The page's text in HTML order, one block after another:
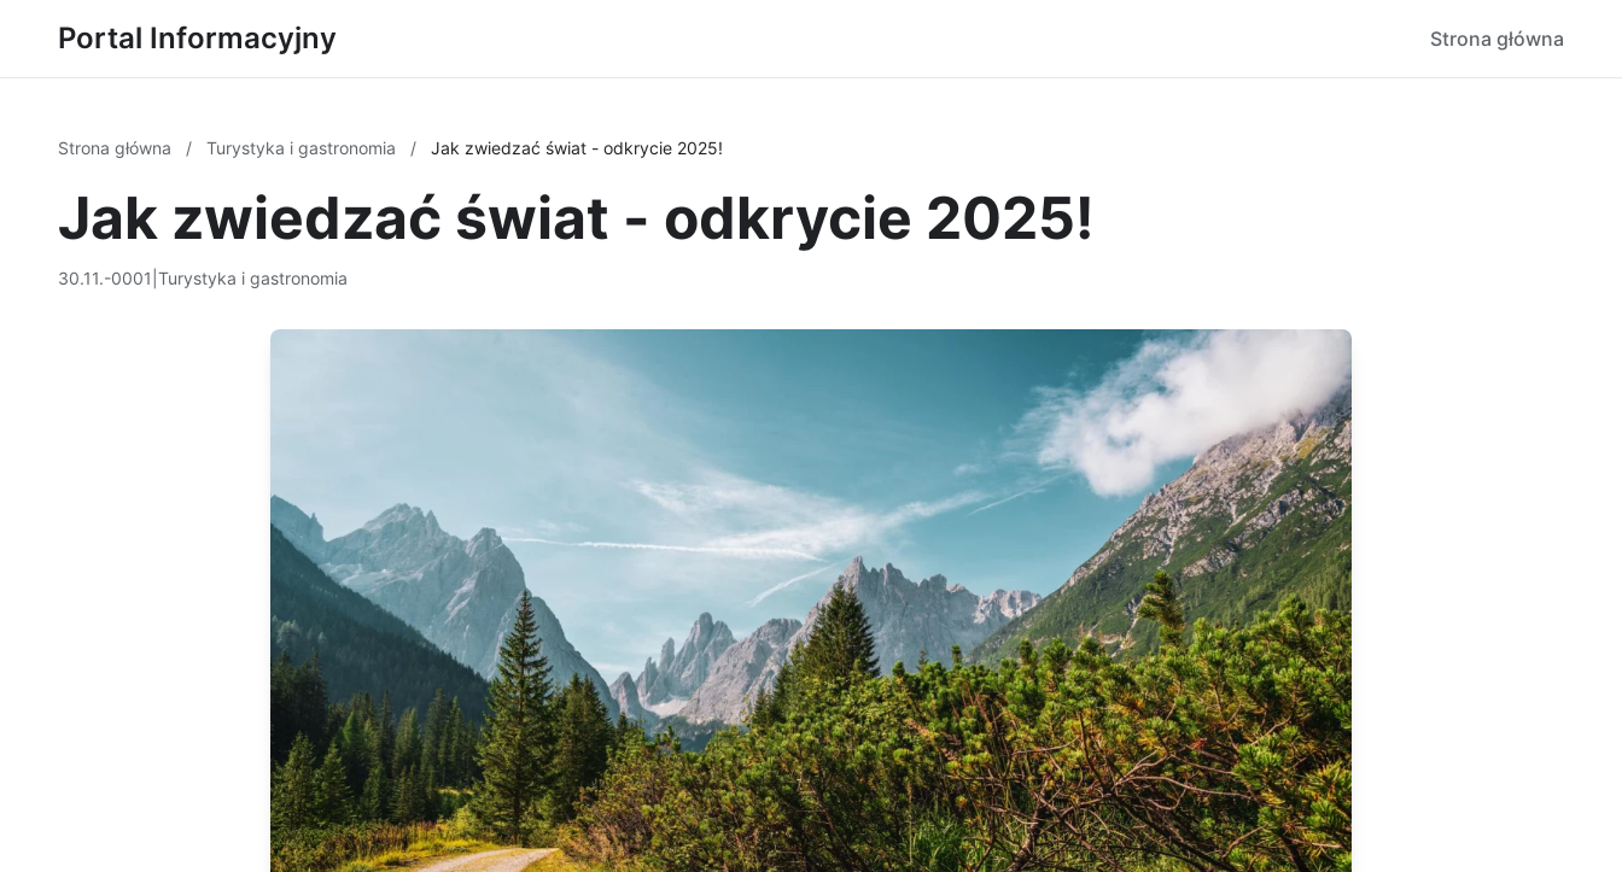
Portal Informacyjny Strona główna
Strona główna / Turystyka i gastronomia / Jak zwiedzać świat - odkrycie 2025!
Jak zwiedzać świat - odkrycie 2025!
30.11.-0001 Turystyka i gastronomia